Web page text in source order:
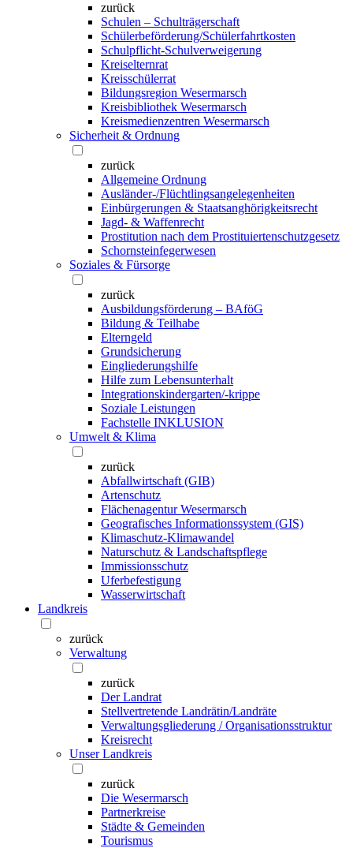
zurück
Schulen – Schulträgerschaft
Schülerbeförderung/Schülerfahrtkosten
Schulpflicht-Schulverweigerung
Kreiselternrat
Kreisschülerrat
Bildungsregion Wesermarsch
Kreisbibliothek Wesermarsch
Kreismedienzentren Wesermarsch
Sicherheit & Ordnung
zurück
Allgemeine Ordnung
Ausländer-/Flüchtlingsangelegenheiten
Einbürgerungen & Staatsanghörigkeitsrecht
Jagd- & Waffenrecht
Prostitution nach dem Prostituiertenschutzgesetz
Schornsteinfegerwesen
Soziales & Fürsorge
zurück
Ausbildungsförderung – BAföG
Bildung & Teilhabe
Elterngeld
Grundsicherung
Eingliederungshilfe
Hilfe zum Lebensunterhalt
Integrationskindergarten/-krippe
Soziale Leistungen
Fachstelle INKLUSION
Umwelt & Klima
zurück
Abfallwirtschaft (GIB)
Artenschutz
Flächenagentur Wesermarsch
Geografisches Informationssystem (GIS)
Klimaschutz-Klimawandel
Naturschutz & Landschaftspflege
Immissionsschutz
Uferbefestigung
Wasserwirtschaft
Landkreis
zurück
Verwaltung
zurück
Der Landrat
Stellvertretende Landrätin/Landräte
Verwaltungsgliederung / Organisationsstruktur
Kreisrecht
Unser Landkreis
zurück
Die Wesermarsch
Partnerkreise
Städte & Gemeinden
Tourismus